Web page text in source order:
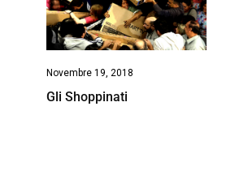
Novembre 19, 2018
Gli Shoppinati